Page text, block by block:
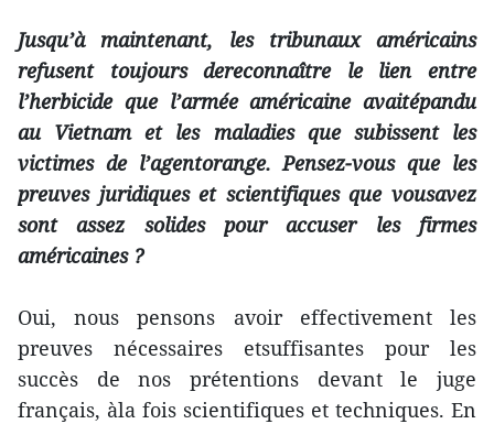
Jusqu’à maintenant, les tribunaux américains
refusent toujours dereconnaître le lien entre
l’herbicide que l’armée américaine avaitépandu
au Vietnam et les maladies que subissent les
victimes de l’agentorange. Pensez-vous que les
preuves juridiques et scientifiques que vousavez
sont assez solides pour accuser les firmes
américaines ?
Oui, nous pensons avoir effectivement les
preuves nécessaires etsuffisantes pour les
succès de nos prétentions devant le juge
français, àla fois scientifiques et techniques. En